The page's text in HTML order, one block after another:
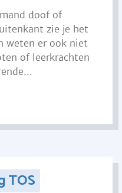
doof of
zie je het
weten er ook niet
of leerkrachten
TOS